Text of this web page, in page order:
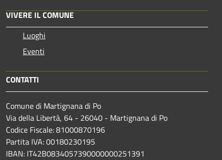
VIVERE IL COMUNE
Luoghi
Eventi
CONTATTI
Comune di Martignana di Po
Via della Libertà, 64 - 26040 - Martignana di Po
Codice Fiscale: 81000870196
Partita IVA: 00180230195
IBAN: IT42B0834057390000000251391